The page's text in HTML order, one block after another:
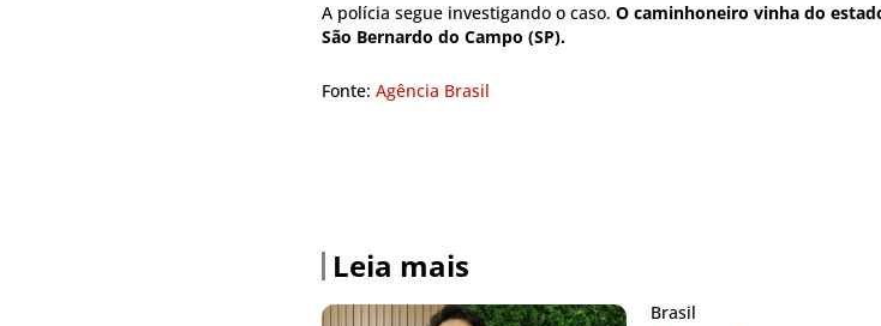
A polícia segue investigando o caso. O caminhoneiro vinha do
São Bernardo do Campo (SP).
Fonte: Agência Brasil
Leia mais
Brasil